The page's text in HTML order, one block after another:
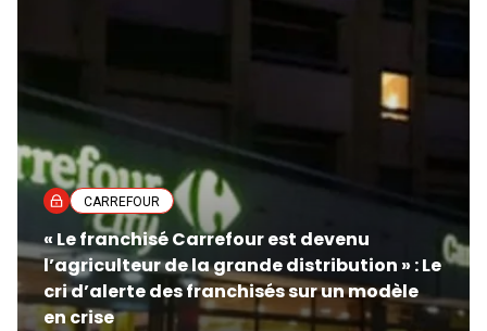
CARREFOUR
« Le franchisé Carrefour est devenu
l’agriculteur de la grande distribution » : Le
cri d’alerte des franchisés sur un modèle
en crise